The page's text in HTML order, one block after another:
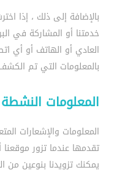
بالإضافة إلى ذلك ، إذا
خدمتنا أو المشاركة في
العادي أو الهاتف أو أي
بالمعلومات التي تم
المعلومات
المعلومات والإشعارات
تقدمها عندما تزور
يمكنك تزويدنا بنوعين من